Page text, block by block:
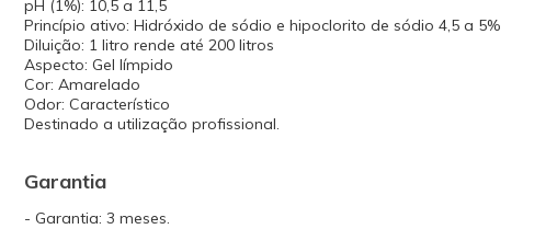
pH (1%): 10,5 a 11,5
Princípio ativo: Hidróxido de sódio e hipoclorito de sódio 4,5 a 5%
Diluição: 1 litro rende até 200 litros
Aspecto: Gel límpido
Cor: Amarelado
Odor: Característico
Destinado a utilização profissional.
Garantia
- Garantia: 3 meses.